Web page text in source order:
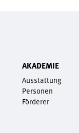
AKADEMIE
Ausstattung
Personen
Förderer